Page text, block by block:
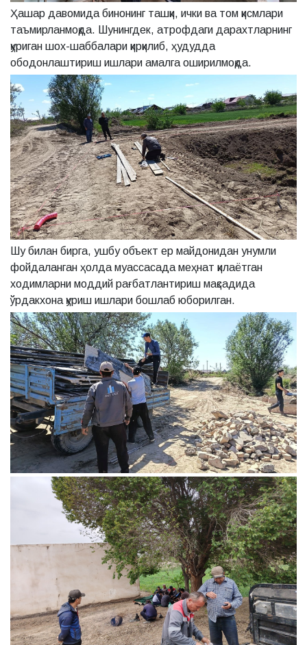
Ҳашар давомида бинонинг ташқи, ички ва том қисмлари
таъмирланмоқда. Шунингдек, атрофдаги дарахтларнинг
қуриган шох-шаббалари қирқилиб, ҳудудда
ободонлаштириш ишлари амалга оширилмоқда.
Шу билан бирга, ушбу объект ер майдонидан унумли
фойдаланган ҳолда муассасада меҳнат қилаётган
ходимларни моддий рағбатлантириш мақсадида
ўрдакхона қуриш ишлари бошлаб юборилган.